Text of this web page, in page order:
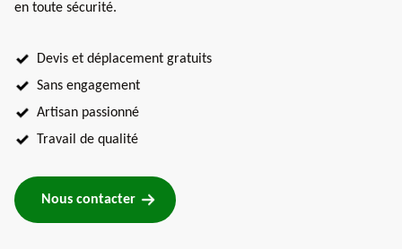
en toute sécurité.
Devis et déplacement gratuits
Sans engagement
Artisan passionné
Travail de qualité
Nous contacter